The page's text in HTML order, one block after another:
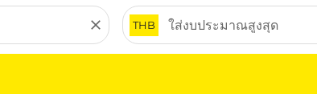
close THB